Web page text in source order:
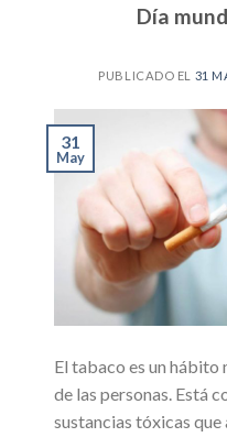
Día
PUBLICADO EL 31
31
May
El tabaco es un hábito
de las personas. Está
sustancias tóxicas